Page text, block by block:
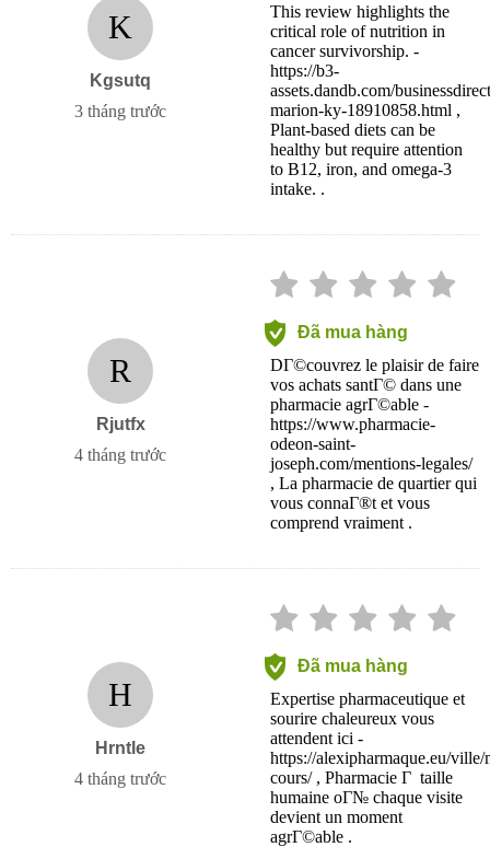
K
Kgsutq
3 tháng trước
This review highlights the
critical role of nutrition in
cancer survivorship. -
https://b3-
assets.dandb.com/
marion-ky-18910858.html ,
Plant-based diets can be
healthy but require attention
to B12, iron, and omega-3
intake. .
R
Rjutfx
4 tháng trước
Đã mua hàng
DГ©couvrez le plaisir de faire
vos achats santГ© dans une
pharmacie agrГ©able -
https://www.pharmacie-
odeon-saint-
joseph.com/mentions-legales/
, La pharmacie de quartier qui
vous connaГ®t et vous
comprend vraiment .
H
Hrntle
4 tháng trước
Đã mua hàng
Expertise pharmaceutique et
sourire chaleureux vous
attendent ici -
https://alexipharmaque.eu/ville/
cours/ , Pharmacie Г taille
humaine oГ№ chaque visite
devient un moment
agrГ©able .